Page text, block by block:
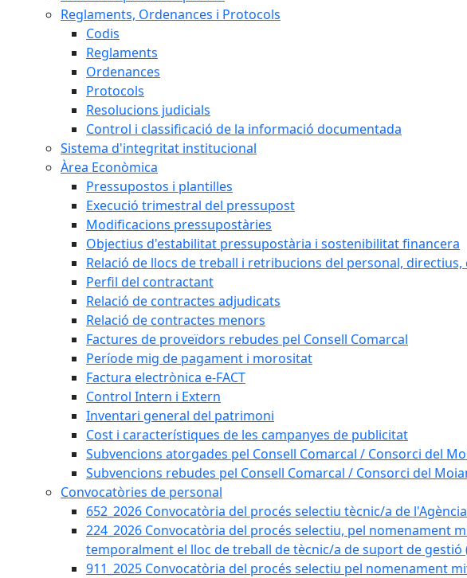
Reglaments, Ordenances i Protocols
Codis
Reglaments
Ordenances
Protocols
Resolucions judicials
Control i classificació de la informació documentada
Sistema d'integritat institucional
Àrea Econòmica
Pressupostos i plantilles
Execució trimestral del pressupost
Modificacions pressupostàries
Objectius d'estabilitat pressupostària i sostenibilitat financera
Relació de llocs de treball i retribucions del personal,
Perfil del contractant
Relació de contractes adjudicats
Relació de contractes menors
Factures de proveïdors rebudes pel Consell Comarcal
Període mig de pagament i morositat
Factura electrònica e-FACT
Control Intern i Extern
Inventari general del patrimoni
Cost i característiques de les campanyes de publicitat
Subvencions atorgades pel Consell Comarcal / Consorci del
Subvencions rebudes pel Consell Comarcal / Consorci del
Convocatòries de personal
652_2026 Convocatòria del procés selectiu tècnic/a de
224_2026 Convocatòria del procés selectiu, pel
temporalment el lloc de treball de tècnic/a de suport de gestió
911_2025 Convocatòria del procés selectiu pel